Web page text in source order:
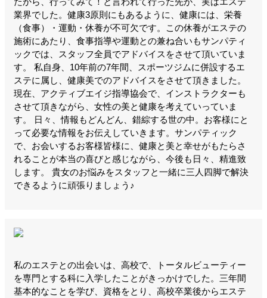
業界でした。健康3原則にもあるように、健康には、栄養
（食事）・運動・休養が不可欠です。この休養がエステの
施術にあたり、食事指導や運動との兼ね合いもサンパティ
ックでは、スタッフ全員でアドバイスをさせて頂いていま
す。 私自身、10年前の7年間、スポーツジムに併設するエ
ステに属し、健康美でのアドバイスをさせて頂きました。
現在、アクティブエイジ指導協会で、インストラクターも
させて頂きながら、女性の美と健康を考えていっていま
す。 日々、情報もどんどん、錯綜する世の中。お客様にと
って必要な情報をお伝えしていきます。サンパティック
で、お会いするお客様皆様に、健康と美と幸せがもたらさ
れることが本当の喜びと感じながら、今後も日々、精進致
します。 貴女のお悩みをスタッフと一緒に三人四脚で解決
できるように頑張りましょう♪
私のエステとの出会いは、高校で、トータルビューティー
を専門とする科に入学したことがきっかけでした。三年間
基本的なことを学び、資格をとり、高校卒業後からエステ